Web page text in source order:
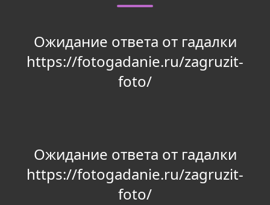
Ожидание ответа от гадалки
https://fotogadanie.ru/zagruzit-
foto/
Ожидание ответа от гадалки
https://fotogadanie.ru/zagruzit-
foto/